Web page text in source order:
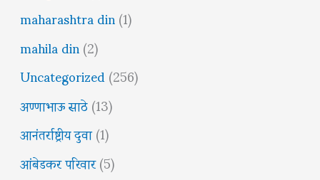
maharashtra din(1)
mahila din(2)
Uncategorized(256)
अण्णाभाऊ साठे(13)
आनंतर्राष्ट्रीय दुवा(1)
आंबेडकर परिवार(5)